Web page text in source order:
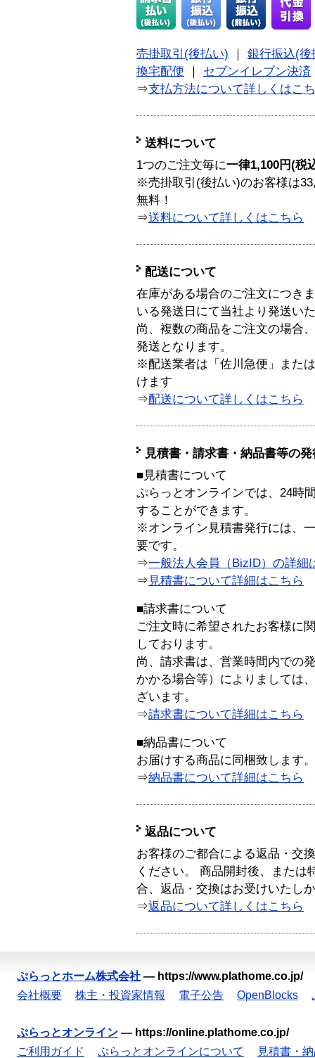
売掛取引(後払い)
銀行振込(後
換宅配便
セブンイレブン決済
⇒支払方法について詳しくはこ
送料について
1つのご注文毎に一律1,100円(税
※売掛取引(後払い)のお客様は
無料！
⇒送料について詳しくはこちら
配送について
在庫がある場合のご注文につき
いる発送日にて当社より発送い
尚、複数の商品をご注文の場合
発送となります。
※配送業者は「佐川急便」また
けます
⇒配送について詳しくはこちら
見積書・請求書・納品書等の
■見積書について
ぷらっとオンラインでは、24時
することができます。
※オンライン見積書発行には、
要です。
⇒一般法人会員（BizID）の詳細
⇒ 見積書について詳細はこちら
■請求書について
ご注文時に希望されたお客様に
しております。
尚、請求書は、営業時間内での
かかる場合等）によりましては
ざいます。
⇒請求書について詳細はこちら
■納品書について
お届けする商品に同梱致します。
⇒納品書について詳細はこちら
返品について
お客様のご都合による返品・交
ください。 商品開封後、または
合、返品・交換はお受けいたし
⇒返品について詳しくはこちら
ぷらっとホーム株式会社 — https://www.plathome.co.jp/
会社概要
株主・投資家情報 電子公告 OpenBlocks
ぷらっとオンライン — https://online.plathome.co.jp/
ご利用ガイド
ぷらっとオンラインについて
見積書・